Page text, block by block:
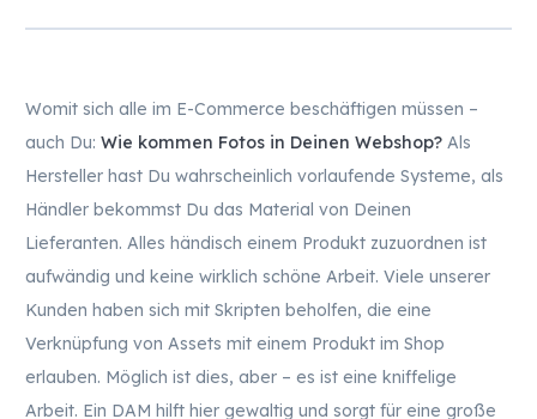
Womit sich alle im E-Commerce beschäftigen müssen –
auch Du: Wie kommen Fotos in Deinen Webshop? Als
Hersteller hast Du wahrscheinlich vorlaufende Systeme, als
Händler bekommst Du das Material von Deinen
Lieferanten. Alles händisch einem Produkt zuzuordnen ist
aufwändig und keine wirklich schöne Arbeit. Viele unserer
Kunden haben sich mit Skripten beholfen, die eine
Verknüpfung von Assets mit einem Produkt im Shop
erlauben. Möglich ist dies, aber – es ist eine kniffelige
Arbeit. Ein DAM hilft hier gewaltig und sorgt für eine große